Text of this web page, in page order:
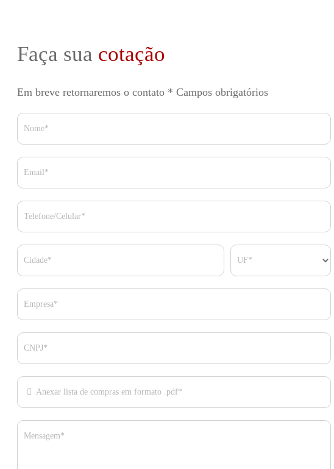
Faça sua cotação
Em breve retornaremos o contato * Campos obrigatórios
Nome*
Email*
Telefone/Celular*
Cidade* UF*
Empresa*
CNPJ*
Anexar lista de compras em formato .pdf*
Mensagem*